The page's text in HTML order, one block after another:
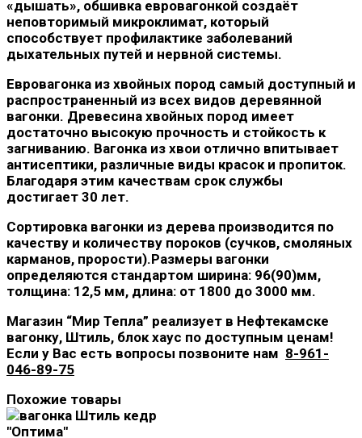
«дышать», обшивка евровагонкой создаёт
неповторимый микроклимат, который
способствует профилактике заболеваний
дыхательных путей и нервной системы.
Евровагонка из хвойных пород самый доступный и
распространенный из всех видов деревянной
вагонки. Древесина хвойных пород имеет
достаточно высокую прочность и стойкость к
загниванию. Вагонка из хвои отлично впитывает
антисептики, различные виды красок и пропиток.
Благодаря этим качествам срок службы
достигает 30 лет.
Сортировка вагонки из дерева производится по
качеству и количеству пороков (сучков, смоляных
карманов, прорости).Размеры вагонки
определяются стандартом ширина: 96(90)мм,
толщина: 12,5 мм, длина: от 1800 до 3000 мм.
Магазин “Мир Тепла” реализует в Нефтекамске
вагонку, Штиль, блок хаус по доступным ценам!
Если у Вас есть вопросы позвоните нам 8-961-
046-89-75
Похожие товары